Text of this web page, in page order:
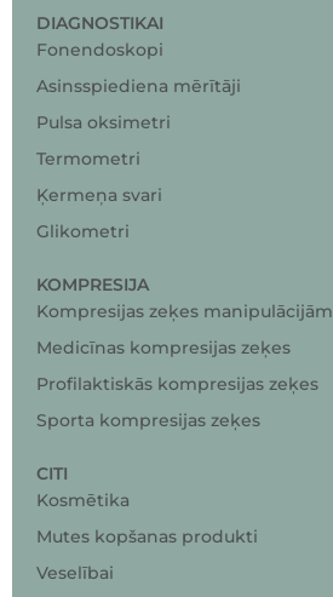
DIAGNOSTIKAI
Fonendoskopi
Asinsspiediena mērītāji
Pulsa oksimetri
Termometri
Ķermeņa svari
Glikometri
KOMPRESIJA
Kompresijas zeķes manipulācijām
Medicīnas kompresijas zeķes
Profilaktiskās kompresijas zeķes
Sporta kompresijas zeķes
CITI
Kosmētika
Mutes kopšanas produkti
Veselībai